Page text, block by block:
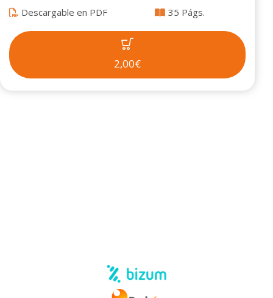
Descargable en PDF 35 Págs.
2,00€